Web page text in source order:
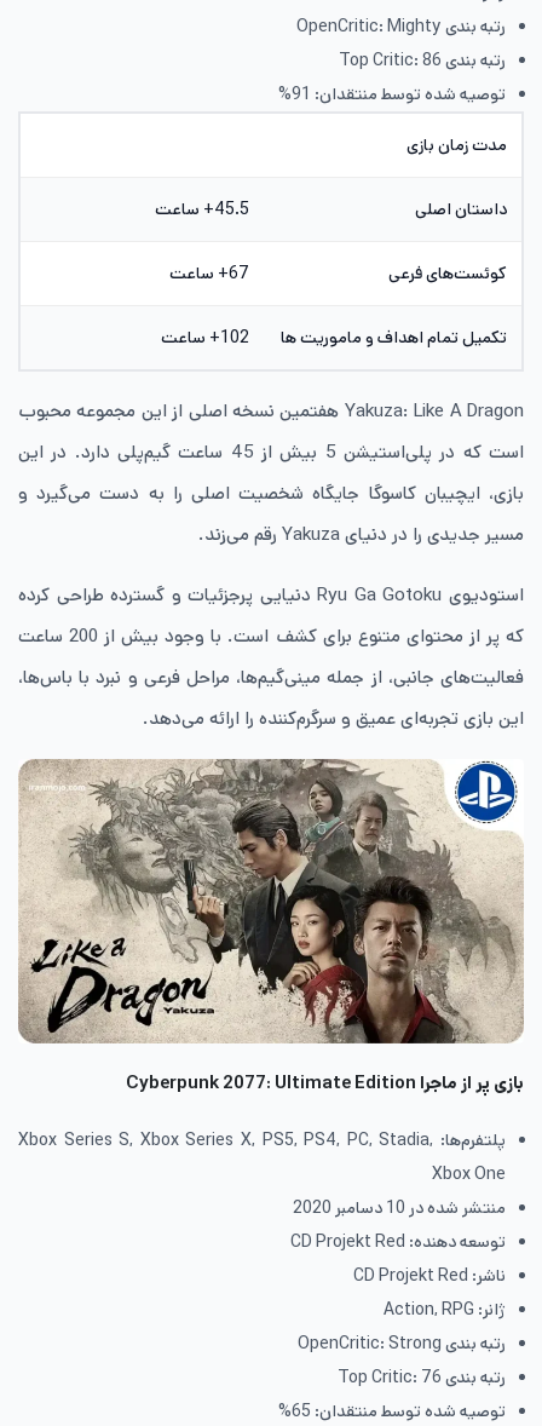
رتبه بندی OpenCritic: Mighty
رتبه بندی Top Critic: 86
توصیه شده توسط منتقدان: 91%
مدت زمان بازی
داستان اصلی 45.5+ ساعت
کوئست‌های فرعی 67+ ساعت
تکمیل تمام اهداف و ماموریت ها 102+ ساعت
Yakuza: Like A Dragon هفتمین نسخه اصلی از این مجموعه محبوب
است که در پلی‌استیشن 5 بیش از 45 ساعت گیم‌پلی دارد. در این
بازی، ایچیبان کاسوگا جایگاه شخصیت اصلی را به دست می‌گیرد و
مسیر جدیدی را در دنیای Yakuza رقم می‌زند.
استودیوی Ryu Ga Gotoku دنیایی پرجزئیات و گسترده طراحی کرده
که پر از محتوای متنوع برای کشف است. با وجود بیش از 200 ساعت
فعالیت‌های جانبی، از جمله مینی‌گیم‌ها، مراحل فرعی و نبرد با باس‌ها،
این بازی تجربه‌ای عمیق و سرگرم‌کننده را ارائه می‌دهد.
بازی پر از ماجرا Cyberpunk 2077: Ultimate Edition
پلتفرم‌ها: Xbox Series S, Xbox Series X, PS5, PS4, PC, Stadia,
Xbox One
منتشر شده در 10 دسامبر 2020
توسعه دهنده: CD Projekt Red
ناشر: CD Projekt Red
ژانر: Action, RPG
رتبه بندی OpenCritic: Strong
رتبه بندی Top Critic: 76
توصیه شده توسط منتقدان: 65%